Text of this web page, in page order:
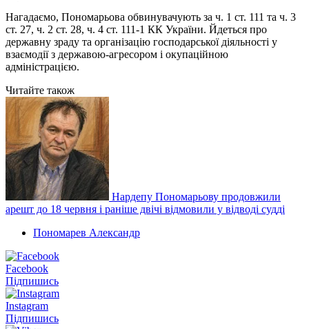
Нагадаємо, Пономарьова обвинувачують за ч. 1 ст. 111 та ч. 3
ст. 27, ч. 2 ст. 28, ч. 4 ст. 111-1 КК України. Йдеться про
державну зраду та організацію господарської діяльності у
взаємодії з державою-агресором і окупаційною
адміністрацією.
Читайте також
Нардепу Пономарьову продовжили
арешт до 18 червня і раніше двічі відмовили у відводі судді
Пономарев Александр
Facebook
Підпишись
Instagram
Підпишись